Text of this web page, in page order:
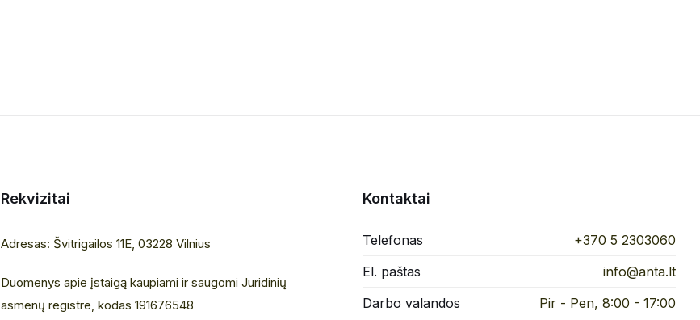
Rekvizitai
Adresas: Švitrigailos 11E, 03228 Vilnius
Duomenys apie įstaigą kaupiami ir saugomi Juridinių
asmenų registre, kodas 191676548
Kontaktai
Telefonas
+370 5 2303060
El. paštas
info@anta.lt
Darbo valandos
Pir - Pen, 8:00 - 17:00